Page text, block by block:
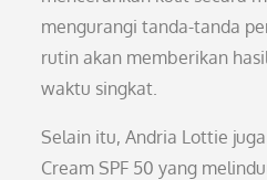
mengurangi tanda-tanda
rutin akan memberikan
waktu singkat.
Selain itu, Andria Lottie
Cream SPF 50 yang